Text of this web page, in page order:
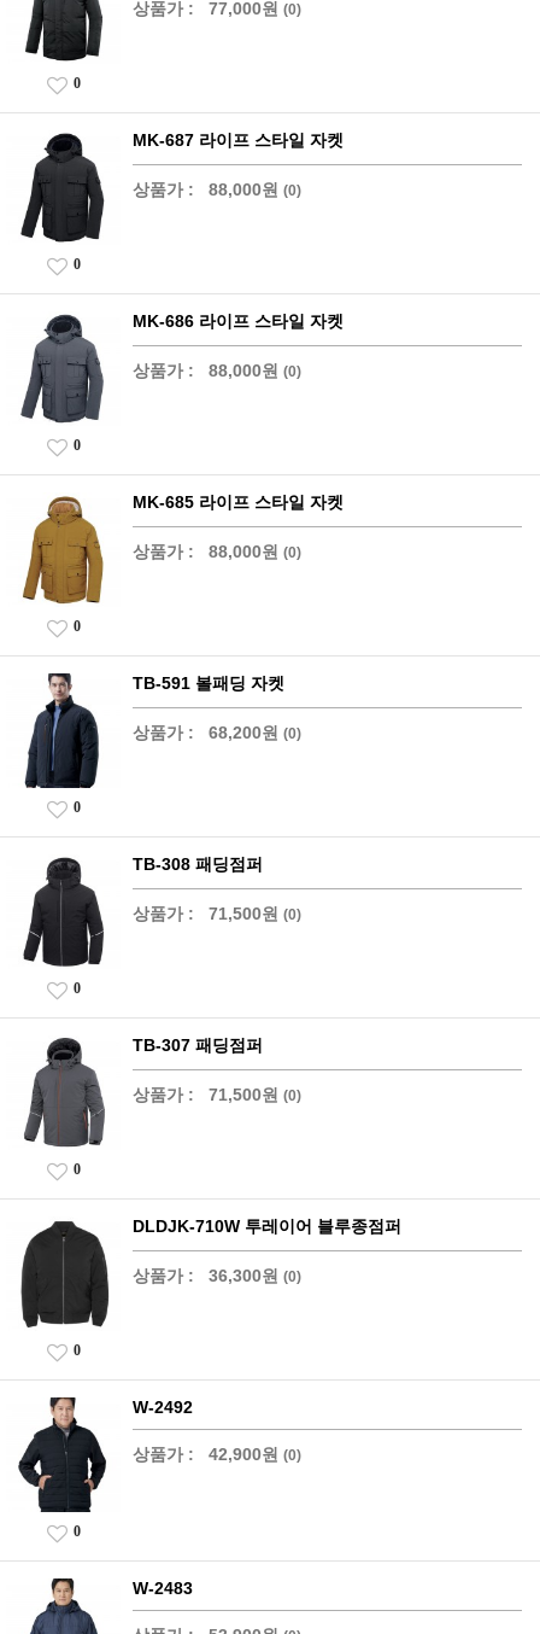
상품가 : 77,000원 (0)
0
MK-687 라이프 스타일 자켓
상품가 : 88,000원 (0)
0
MK-686 라이프 스타일 자켓
상품가 : 88,000원 (0)
0
MK-685 라이프 스타일 자켓
상품가 : 88,000원 (0)
0
TB-591 볼패딩 자켓
상품가 : 68,200원 (0)
0
TB-308 패딩점퍼
상품가 : 71,500원 (0)
0
TB-307 패딩점퍼
상품가 : 71,500원 (0)
0
DLDJK-710W 투레이어 블루종점퍼
상품가 : 36,300원 (0)
0
W-2492
상품가 : 42,900원 (0)
0
W-2483